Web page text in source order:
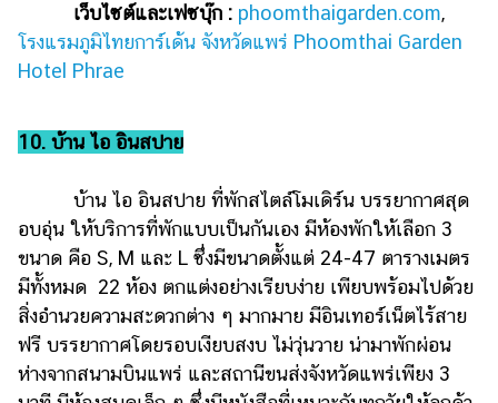
เว็บไซต์และเฟซบุ๊ก : phoomthaigarden.com,
โรงแรมภูมิไทยการ์เด้น จังหวัดแพร่ Phoomthai Garden
Hotel Phrae
10. บ้าน ไอ อินสปาย
บ้าน ไอ อินสปาย ที่พักสไตล์โมเดิร์น บรรยากาศสุด
อบอุ่น ให้บริการที่พักแบบเป็นกันเอง มีห้องพักให้เลือก 3
ขนาด คือ S, M และ L ซึ่งมีขนาดตั้งแต่ 24-47 ตารางเมตร
มีทั้งหมด 22 ห้อง ตกแต่งอย่างเรียบง่าย เพียบพร้อมไปด้วย
สิ่งอำนวยความสะดวกต่าง ๆ มากมาย มีอินเทอร์เน็ตไร้สาย
ฟรี บรรยากาศโดยรอบเงียบสงบ ไม่วุ่นวาย น่ามาพักผ่อน
ห่างจากสนามบินแพร่ และสถานีขนส่งจังหวัดแพร่เพียง 3